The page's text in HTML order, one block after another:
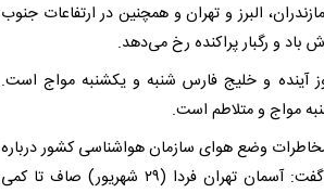
البرز و تهران و همچنین در ارتفاعات جنوب
باد و رگبار پراکنده رخ می‌دهد.
آینده و خلیج فارس شنبه و یکشنبه مواج است.
مواج و متلاطم است.
وضع هوای سازمان هواشناسی کشور درباره
وضعیت جوی تهران طی دو روز آینده گفت: آسمان تهران فردا (۲۹ شهریور) صاف تا کمی